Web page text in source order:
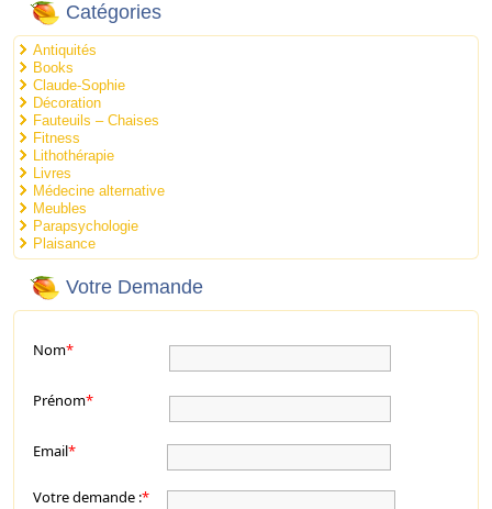
Catégories
Antiquités
Books
Claude-Sophie
Décoration
Fauteuils – Chaises
Fitness
Lithothérapie
Livres
Médecine alternative
Meubles
Parapsychologie
Plaisance
Votre Demande
Nom*
Prénom*
Email*
Votre demande :*